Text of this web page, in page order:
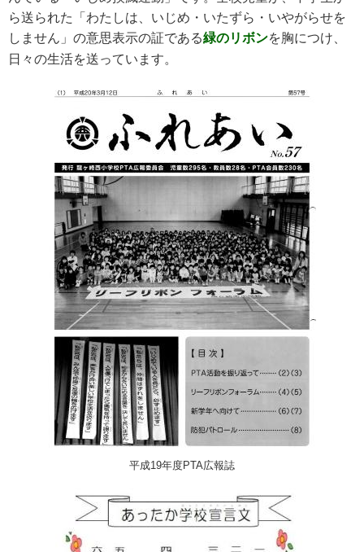
ら送られた「わたしは、いじめ・いたずら・いやがらせを
しません」の意思表示の証である緑のリボンを胸につけ、
日々の生活を送っています。
平成19年度PTA広報誌